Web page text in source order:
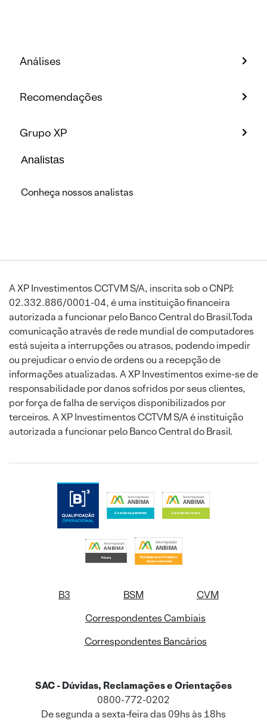
Análises
Recomendações
Grupo XP
Analistas
Conheça nossos analistas
A XP Investimentos CCTVM S/A, inscrita sob o CNPJ:
02.332.886/0001-04, é uma instituição financeira
autorizada a funcionar pelo Banco Central do Brasil.Toda
comunicação através de rede mundial de computadores
está sujeita a interrupções ou atrasos, podendo impedir
ou prejudicar o envio de ordens ou a recepção de
informações atualizadas. A XP Investimentos exime-se de
responsabilidade por danos sofridos por seus clientes,
por força de falha de serviços disponibilizados por
terceiros. A XP Investimentos CCTVM S/A é instituição
autorizada a funcionar pelo Banco Central do Brasil.
B3 BSM
CVM
Correspondentes Cambiais
Correspondentes Bancários
SAC - Dúvidas, Reclamações e Orientações
0800-772-0202
De segunda a sexta-feira das 09hs às 18hs